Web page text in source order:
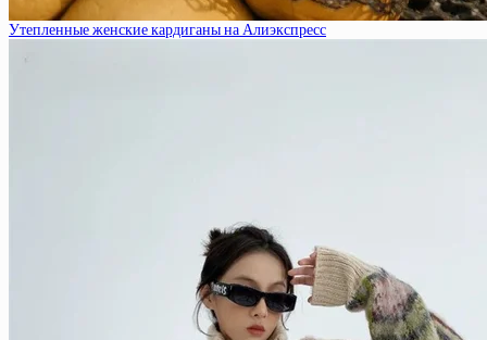
Утепленные женские кардиганы на Алиэкспресс